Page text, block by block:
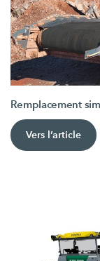
Remplacement
Vers l’article